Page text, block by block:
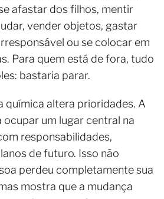
afastar dos filhos, mentir
vender objetos, gastar
ou se colocar em
Para quem está de fora, tudo
bastaria parar.
química altera prioridades. A
ocupar um lugar central na
responsabilidades,
de futuro. Isso não
perdeu completamente sua
mostra que a mudança